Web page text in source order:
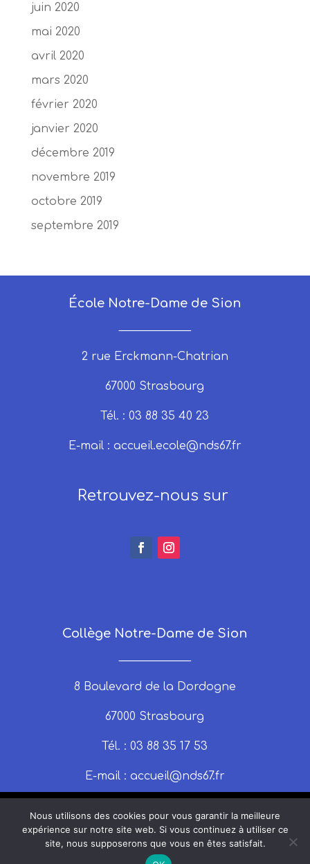
juin 2020
mai 2020
avril 2020
mars 2020
février 2020
janvier 2020
décembre 2019
novembre 2019
octobre 2019
septembre 2019
École Notre-Dame de Sion
2 rue Erckmann-Chatrian
67000 Strasbourg
Tél. : 03 88 35 40 23
E-mail : accueil.ecole@nds67.fr
Retrouvez-nous sur
Collège Notre-Dame de Sion
8 Boulevard de la Dordogne
67000 Strasbourg
Tél. : 03 88 35 17 53
E-mail : accueil@nds67.fr
© 2025 nds67 | Un site produit par Claire
Nous utilisons des cookies pour vous garantir la meilleure
expérience sur notre site web. Si vous continuez à utiliser ce
site, nous supposerons que vous en êtes satisfait.